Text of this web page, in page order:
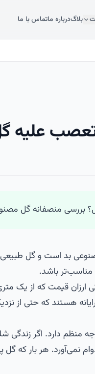
بلاگدرباره ماتماس با ما
علیه
بررسی منصفانه گل
بد است و گل طبیعی
باشد.
ارزان قیمت که از یک
هستند که حتی
منظم دارد. اگر زندگی
نمی‌آورد. هر بار که